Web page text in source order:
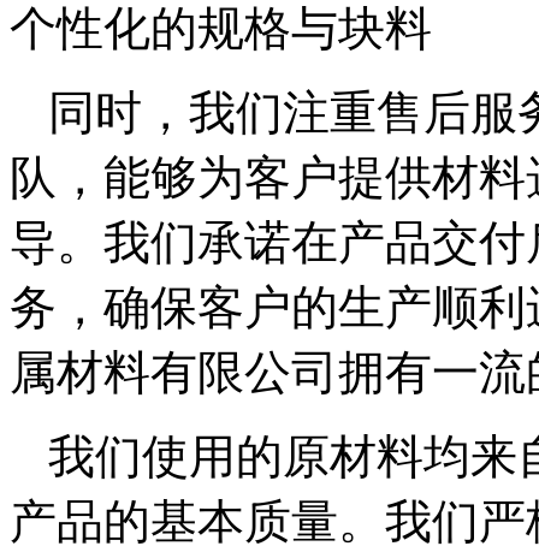
个性化的规格与块料
同时，我们注重售后
队，能够为客户提供材
导。我们承诺在产品交
务，确保客户的生产顺
属材料有限公司拥有一
我们使用的原材料均来
产品的基本质量。我们